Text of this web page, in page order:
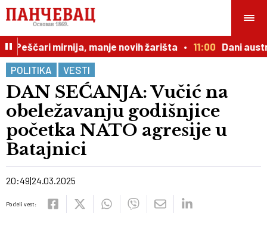
mirnija, manje novih žarišta 11:00 Dani
POLITIKA
VESTI
DAN SEĆANJA: Vučić na
obeležavanju godišnjice
početka NATO agresije u
Batajnici
20:49 24.03.2025
Podeli vest: